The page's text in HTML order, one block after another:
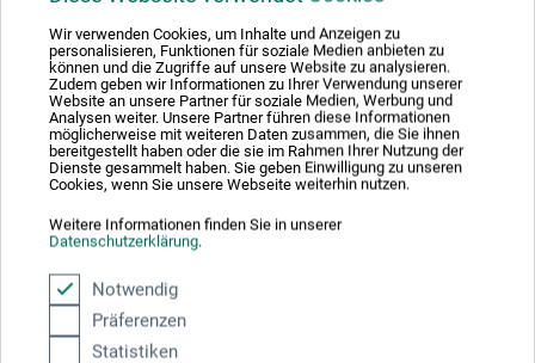
Wir verwenden Cookies, um Inhalte und Anzeigen zu
personalisieren, Funktionen für soziale Medien anbieten zu
können und die Zugriffe auf unsere Website zu analysieren.
Zudem geben wir Informationen zu Ihrer Verwendung unserer
Website an unsere Partner für soziale Medien, Werbung und
Analysen weiter. Unsere Partner führen diese Informationen
möglicherweise mit weiteren Daten zusammen, die Sie ihnen
bereitgestellt haben oder die sie im Rahmen Ihrer Nutzung der
Dienste gesammelt haben. Sie geben Einwilligung zu unseren
Cookies, wenn Sie unsere Webseite weiterhin nutzen.
Weitere Informationen finden Sie in unserer
Datenschutzerklärung.
Notwendig
Präferenzen
Statistiken
Industriestr. 2
35279 Neustadt (Hessen)
DEUTSCHLAND
sales@felo.com
Kunden kauften auch